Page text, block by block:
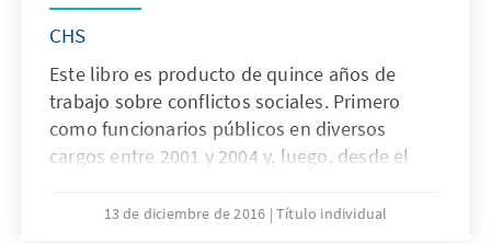
CHS
Este libro es producto de quince años de
trabajo sobre conflictos sociales. Primero
como funcionarios públicos en diversos
cargos entre 2001 y 2004 y, luego, desde el
estudios sobre problemas específicos en casi
13 de diciembre de 2016 Título individual